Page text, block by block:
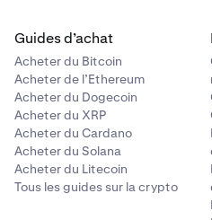
Guides d’achat
Acheter du Bitcoin
Acheter de l’Ethereum
Acheter du Dogecoin
Acheter du XRP
Acheter du Cardano
Acheter du Solana
Acheter du Litecoin
Tous les guides sur la crypto